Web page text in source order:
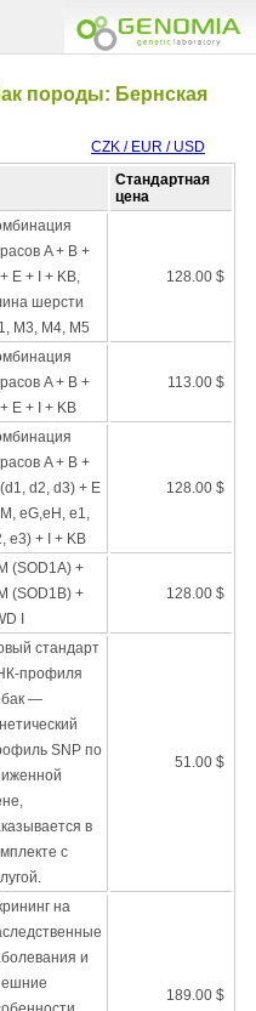
породы: Бернская
CZK / EUR / USD
Стандартная
цена
A + B +
E + I + KB,
шерсти
M3, M4, M5
128.00 $
A + B +
E + I + KB
113.00 $
A + B +
d2, d3) + E
eG,eH, e1,
e3) + I + KB
128.00 $
(SOD1A) +
(SOD1B) +
I
128.00 $
стандарт
профиля
—
SNP по
в
с
51.00 $
на
и
189.00 $